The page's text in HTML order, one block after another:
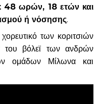
ωρών, 18 ετών και
ή νόσησης.
των κοριτσιών
βόλεϊ των ανδρών
ομάδων Μίλωνα και